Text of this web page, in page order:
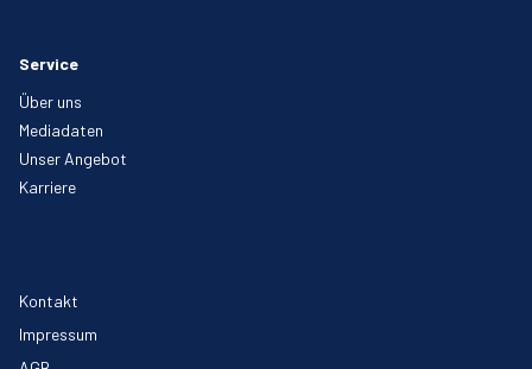
Service
Über uns
Mediadaten
Unser Angebot
Karriere
Kontakt
Impressum